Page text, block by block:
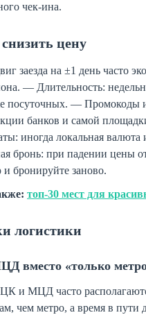
чек-ина.
цену
заезда на ±1 день часто
— Длительность:
посуточных. — Промокоды
банков и самой
иногда локальная валюта
бронь: при падении цены
и бронируйте заново.
топ-30 мест для
логистики
вместо «только
и МЦД часто
чем метро, а время в пути